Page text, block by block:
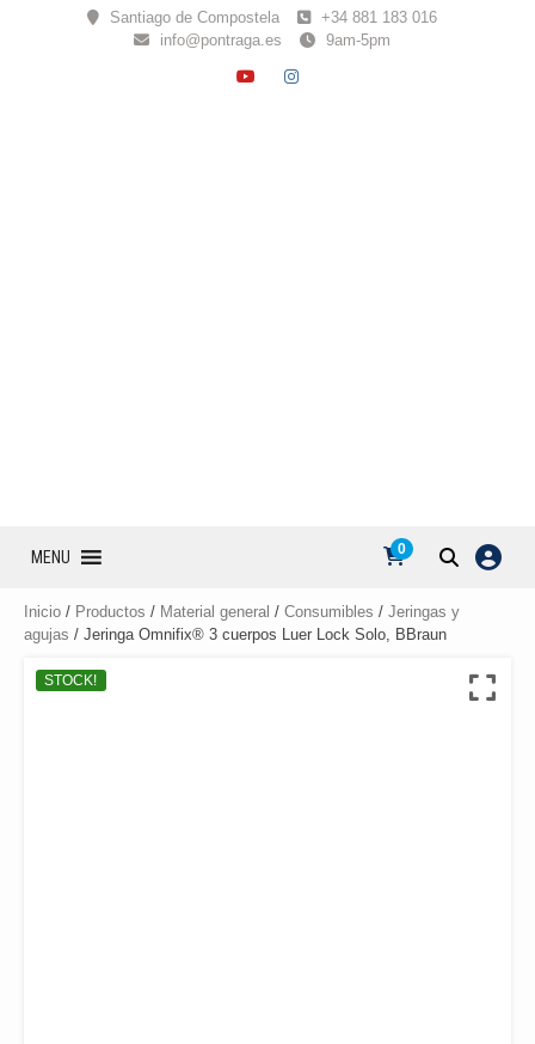
Santiago de Compostela
+34 881 183 016
info@pontraga.es
9am-5pm
YOUTUBE
INSTAGRAM
MENU 0
Inicio / Productos / Material general / Consumibles / Jeringas y
agujas / Jeringa Omnifix® 3 cuerpos Luer Lock Solo, BBraun
STOCK!